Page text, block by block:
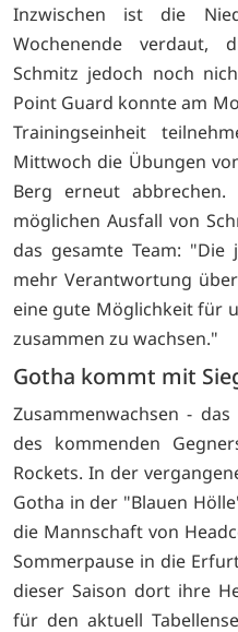
Inzwischen ist die
Wochenende verdaut,
Schmitz jedoch noch
Point Guard konnte am
Trainingseinheit
Mittwoch die Übungen
Berg erneut
möglichen Ausfall von
das gesamte Team:
mehr Verantwortung
eine gute Möglichkeit für
zusammen zu wachsen."
Gotha kommt mit
Zusammenwachsen -
des kommenden
Rockets. In der
Gotha in der "Blauen
die Mannschaft von
Sommerpause in die
dieser Saison dort ihre
für den aktuell